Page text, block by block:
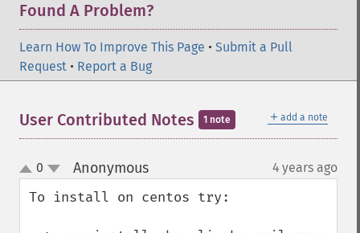
Found A Problem?
Learn How To Improve This Page • Submit a Pull
Request • Report a Bug
＋ add a note
User Contributed Notes 1 note
up
down
0 Anonymous¶ 4 years ago
To install on centos try: